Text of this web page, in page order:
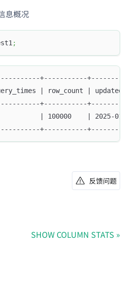
息概况
;
+-----------
| row_count |
+-----------
| 100000    | 2025-01-
+-----------
反馈问题
SHOW COLUMN STATS